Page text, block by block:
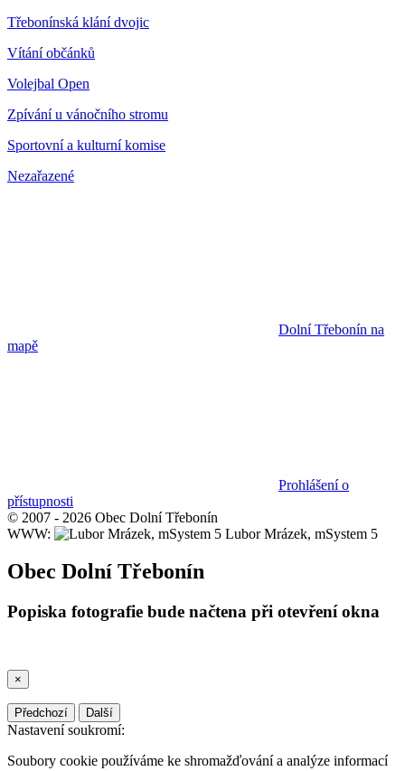
Třebonínská klání dvojic
Vítání občánků
Volejbal Open
Zpívání u vánočního stromu
Sportovní a kulturní komise
Nezařazené
Dolní Třebonín na
mapě
Prohlášení o
přístupnosti
© 2007 - 2026 Obec Dolní Třebonín
WWW:
Lubor Mrázek, mSystem 5
Obec Dolní Třebonín
Popiska fotografie bude načtena při otevření okna
×
Předchozí Další
Nastavení soukromí:
Soubory cookie používáme ke shromažďování a analýze informací